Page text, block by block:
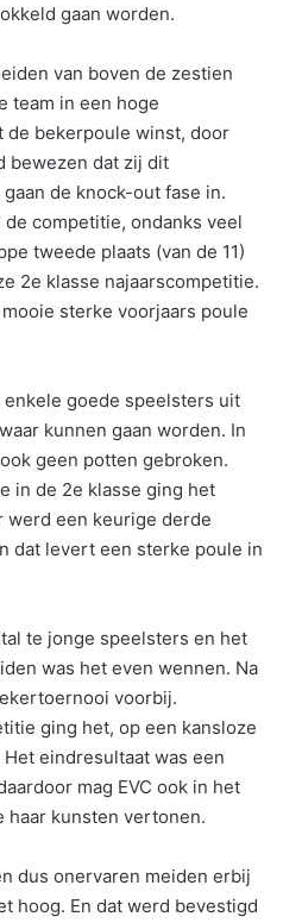
gaan worden.
van boven de zestien
team in een hoge
de bekerpoule winst, door
bewezen dat zij dit
de knock-out fase in.
competitie, ondanks veel
tweede plaats (van de 11)
2e klasse najaarscompetitie.
sterke voorjaars poule
enkele goede speelsters uit
kunnen gaan worden. In
geen potten gebroken.
in de 2e klasse ging het
werd een keurige derde
dat levert een sterke poule in
te jonge speelsters en het
was het even wennen. Na
voorbij.
ging het, op een kansloze
eindresultaat was een
mag EVC ook in het
haar kunsten vertonen.
dus onervaren meiden erbij
hoog. En dat werd bevestigd